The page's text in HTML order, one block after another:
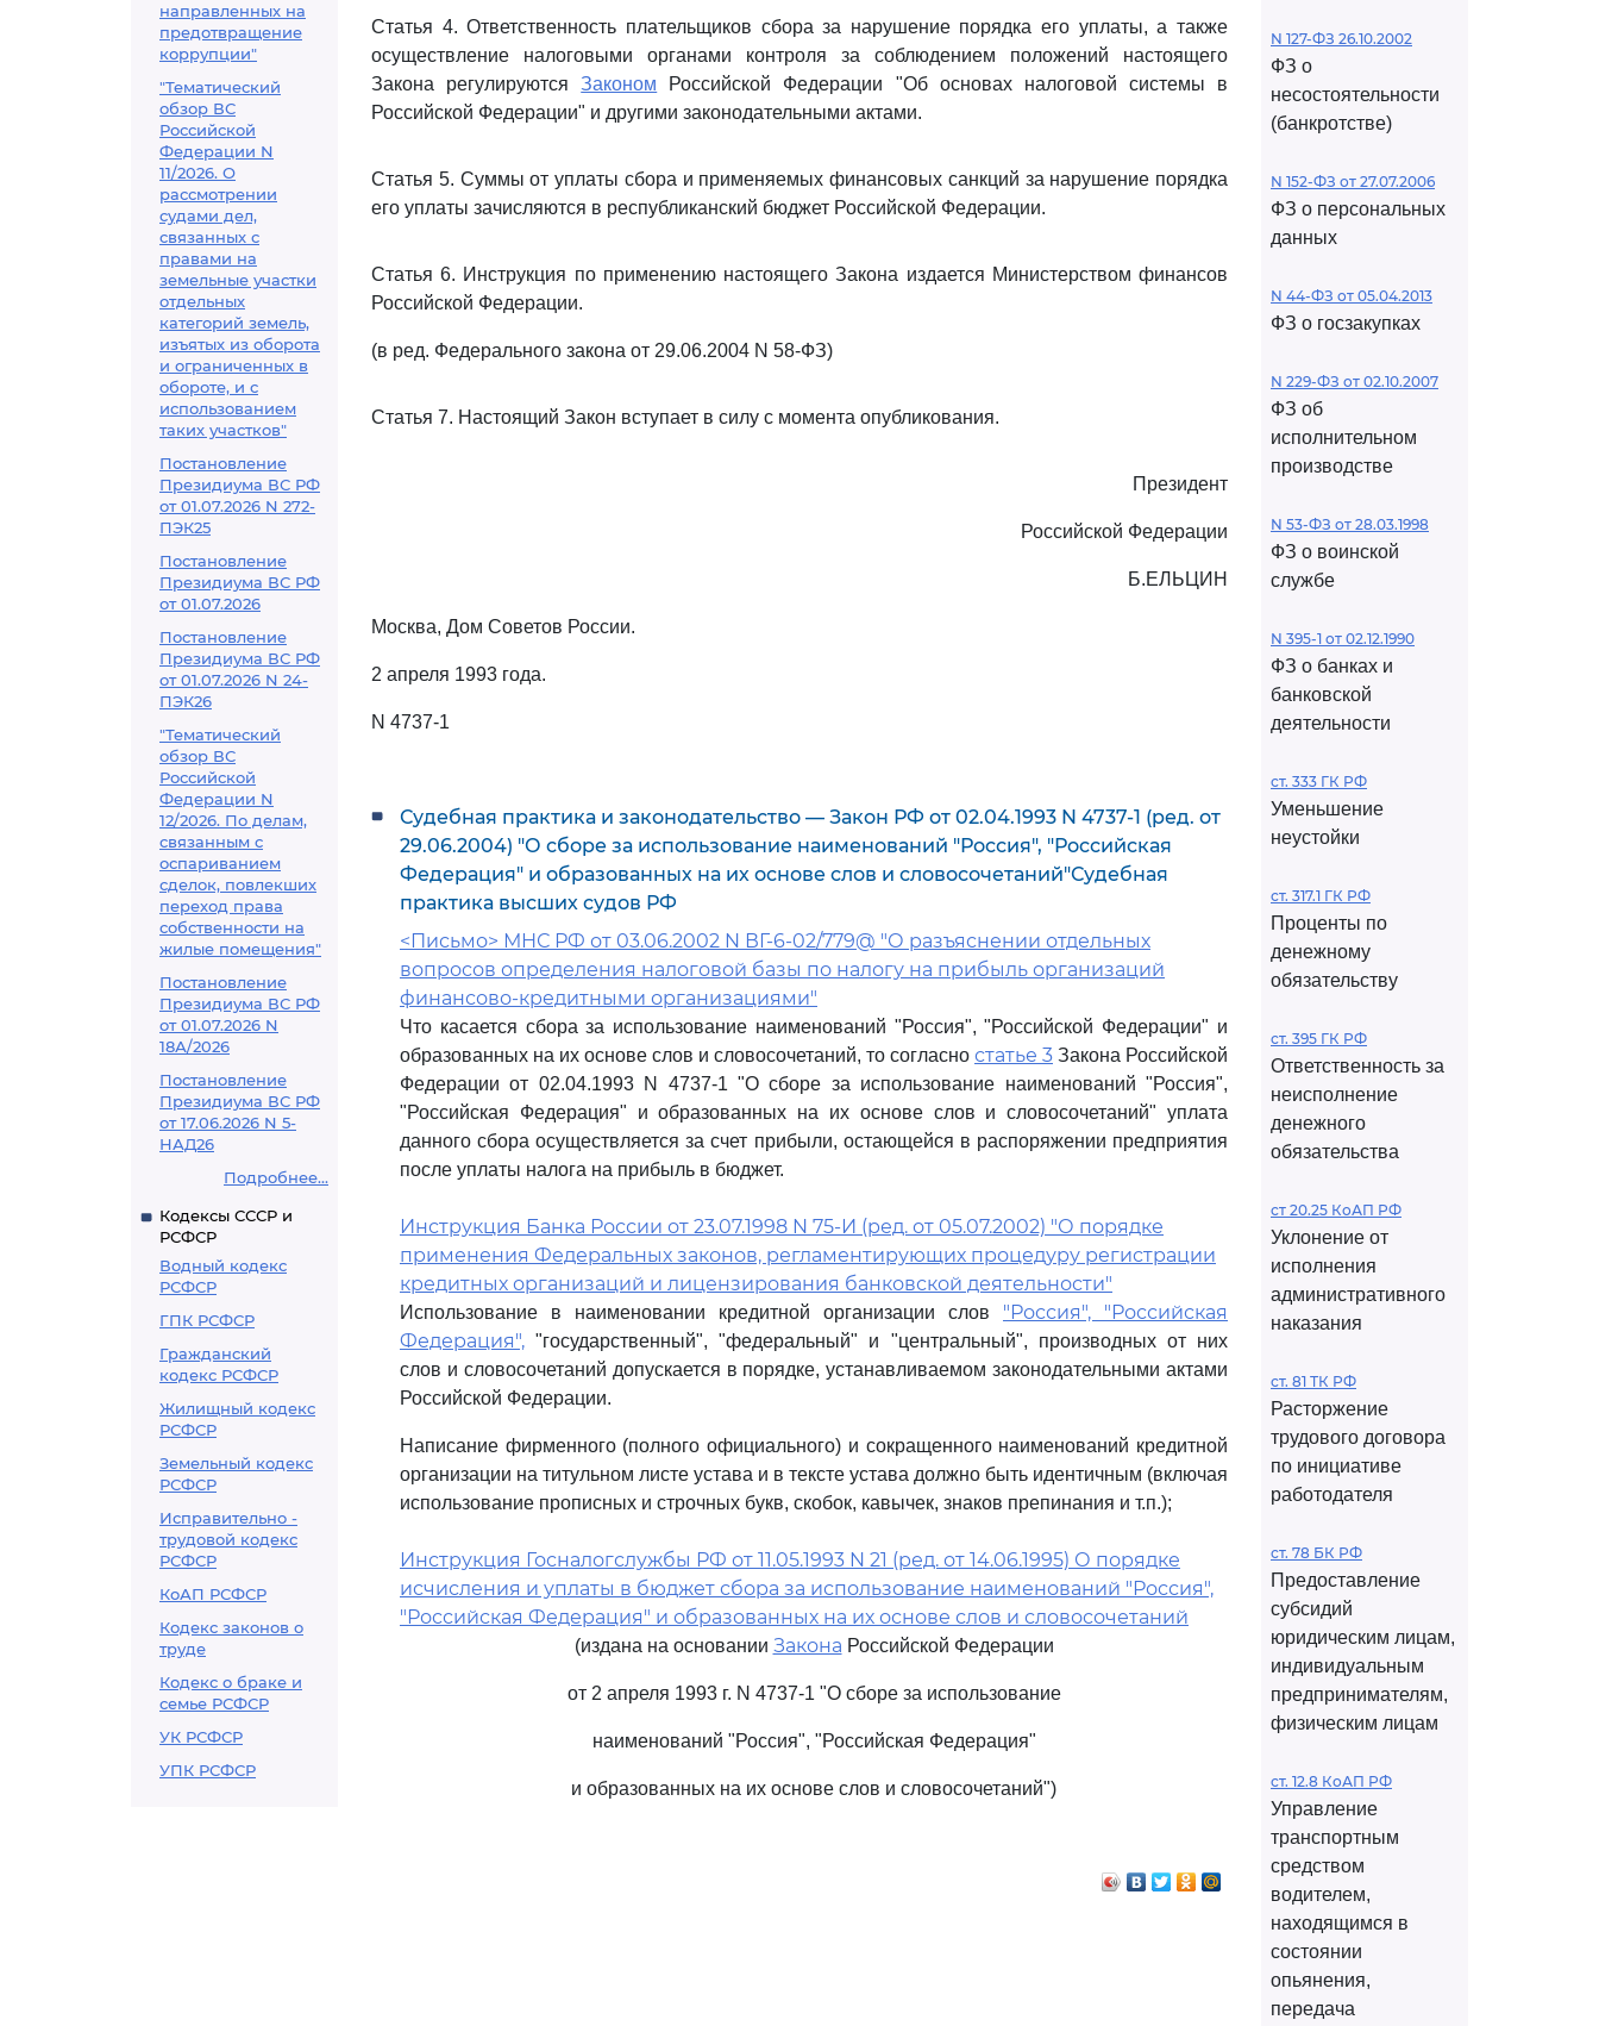
направленных на
предотвращение
коррупции"
"Тематический
обзор ВС
Российской
Федерации N
11/2026. О
рассмотрении
судами дел,
связанных с
правами на
земельные участки
отдельных
категорий земель,
изъятых из оборота
и ограниченных в
обороте, и с
использованием
таких участков"
Постановление
Президиума ВС РФ
от 01.07.2026 N 272-
ПЭК25
Постановление
Президиума ВС РФ
от 01.07.2026
Постановление
Президиума ВС РФ
от 01.07.2026 N 24-
ПЭК26
"Тематический
обзор ВС
Российской
Федерации N
12/2026. По делам,
связанным с
оспариванием
сделок, повлекших
переход права
собственности на
жилые помещения"
Постановление
Президиума ВС РФ
от 01.07.2026 N
18А/2026
Постановление
Президиума ВС РФ
от 17.06.2026 N 5-
НАД26
Подробнее...
Кодексы СССР и
РСФСР
Водный кодекс
РСФСР
ГПК РСФСР
Гражданский
кодекс РСФСР
Жилищный кодекс
РСФСР
Земельный кодекс
РСФСР
Исправительно -
трудовой кодекс
РСФСР
КоАП РСФСР
Кодекс законов о
труде
Кодекс о браке и
семье РСФСР
УК РСФСР
УПК РСФСР
Статья 4. Ответственность плательщиков сбора за нарушение порядка его уплаты, а также
осуществление налоговыми органами контроля за соблюдением положений настоящего
Закона регулируютсяЗаконом Российской Федерации "Об основах налоговой системы в
Российской Федерации" и другими законодательными актами.
Статья 5. Суммы от уплаты сбора и применяемых финансовых санкций за нарушение порядка
его уплаты зачисляются в республиканский бюджет Российской Федерации.
Статья 6. Инструкция по применению настоящего Закона издается Министерством финансов
Российской Федерации.
(в ред. Федерального закона от 29.06.2004 N 58-ФЗ)
Статья 7. Настоящий Закон вступает в силу с момента опубликования.
Президент
Российской Федерации
Б.ЕЛЬЦИН
Москва, Дом Советов России.
2 апреля 1993 года.
N 4737-1
Судебная практика и законодательство — Закон РФ от 02.04.1993 N 4737-1 (ред. от
29.06.2004) "О сборе за использование наименований "Россия", "Российская
Федерация" и образованных на их основе слов и словосочетаний"Судебная
практика высших судов РФ
<Письмо> МНС РФ от 03.06.2002 N ВГ-6-02/779@ "О разъяснении отдельных
вопросов определения налоговой базы по налогу на прибыль организаций
финансово-кредитными организациями"
Что касается сбора за использование наименований "Россия", "Российской Федерации" и
образованных на их основе слов и словосочетаний, то согласно статье 3 Закона Российской
Федерации от 02.04.1993 N 4737-1 "О сборе за использование наименований "Россия",
"Российская Федерация" и образованных на их основе слов и словосочетаний" уплата
данного сбора осуществляется за счет прибыли, остающейся в распоряжении предприятия
после уплаты налога на прибыль в бюджет.
Инструкция Банка России от 23.07.1998 N 75-И (ред. от 05.07.2002) "О порядке
применения Федеральных законов, регламентирующих процедуру регистрации
кредитных организаций и лицензирования банковской деятельности"
Использование в наименовании кредитной организации слов "Россия", "Российская
Федерация", "государственный", "федеральный" и "центральный", производных от них
слов и словосочетаний допускается в порядке, устанавливаемом законодательными актами
Российской Федерации.
Написание фирменного (полного официального) и сокращенного наименований кредитной
организации на титульном листе устава и в тексте устава должно быть идентичным (включая
использование прописных и строчных букв, скобок, кавычек, знаков препинания и т.п.);
Инструкция Госналогслужбы РФ от 11.05.1993 N 21 (ред. от 14.06.1995) О порядке
исчисления и уплаты в бюджет сбора за использование наименований "Россия",
"Российская Федерация" и образованных на их основе слов и словосочетаний
(издана на основании Закона Российской Федерации
от 2 апреля 1993 г. N 4737-1 "О сборе за использование
наименований "Россия", "Российская Федерация"
и образованных на их основе слов и словосочетаний")
N 127-ФЗ 26.10.2002
ФЗ о
несостоятельности
(банкротстве)
N 152-ФЗ от 27.07.2006
ФЗ о персональных
данных
N 44-ФЗ от 05.04.2013
ФЗ о госзакупках
N 229-ФЗ от 02.10.2007
ФЗ об
исполнительном
производстве
N 53-ФЗ от 28.03.1998
ФЗ о воинской
службе
N 395-1 от 02.12.1990
ФЗ о банках и
банковской
деятельности
ст. 333 ГК РФ
Уменьшение
неустойки
ст. 317.1 ГК РФ
Проценты по
денежному
обязательству
ст. 395 ГК РФ
Ответственность за
неисполнение
денежного
обязательства
ст 20.25 КоАП РФ
Уклонение от
исполнения
административного
наказания
ст. 81 ТК РФ
Расторжение
трудового договора
по инициативе
работодателя
ст. 78 БК РФ
Предоставление
субсидий
юридическим лицам,
индивидуальным
предпринимателям,
физическим лицам
ст. 12.8 КоАП РФ
Управление
транспортным
средством
водителем,
находящимся в
состоянии
опьянения,
передача